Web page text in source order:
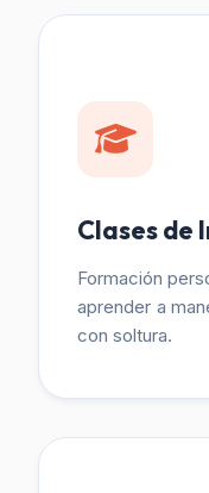
Clases
Formación
aprender a
con soltura.